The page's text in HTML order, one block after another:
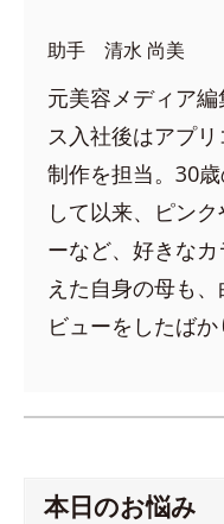
助手 清水 尚美
元美容メディア
ス入社後はアプ
制作を担当。30
して以来、ピン
ーなど、好きな
えた自身の母も
ビューをしたばか
本日のお悩み